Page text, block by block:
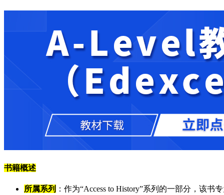
书籍概述
所属系列 ：作为“Access to History”系列的一部分，该